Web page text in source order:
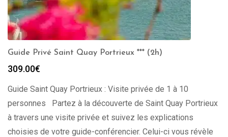
Guide Privé Saint Quay Portrieux *** (2h)
309.00€
Guide Saint Quay Portrieux : Visite privée de 1 à 10
personnes Partez à la découverte de Saint Quay Portrieux
à travers une visite privée et suivez les explications
choisies de votre guide-conférencier. Celui-ci vous révèle